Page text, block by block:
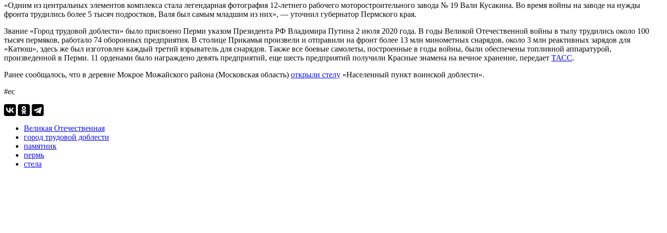
«Одним из центральных элементов комплекса стала легендарная фотография 12-летнего рабочего моторостроительного завода № 19 Вали Кусакина. Во время войны на заводе на нужды
фронта трудились более 5 тысяч подростков, Валя был самым младшим из них», — уточнил губернатор Пермского края.
Звание «Город трудовой доблести» было присвоено Перми указом Президента РФ Владимира Путина 2 июля 2020 года. В годы Великой Отечественной войны в тылу трудились около 100
тысяч пермяков, работало 74 оборонных предприятия. В столице Прикамья произвели и отправили на фронт более 13 млн минометных снарядов, около 3 млн реактивных зарядов для
«Катюш», здесь же был изготовлен каждый третий взрыватель для снарядов. Также все боевые самолеты, построенные в годы войны, были обеспечены топливной аппаратурой,
произведенной в Перми. 11 орденами было награждено девять предприятий, еще шесть предприятий получили Красные знамена на вечное хранение, передает ТАСС.
Ранее сообщалось, что в деревне Мокрое Можайского района (Московская область) открыли стелу «Населенный пункт воинской доблести».
#ес
Великая Отечественная
город трудовой доблести
памятник
пермь
стела